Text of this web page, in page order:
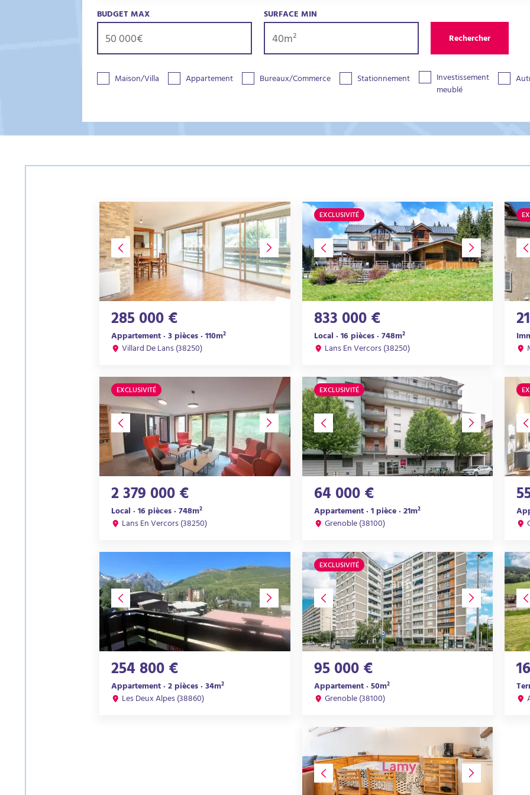
BUDGET MAX
SURFACE MIN
Rechercher
Maison/Villa Appartement Bureaux/Commerce Stationnement Investissement
meublé
285 000 €
Appartement · 3 pièces · 110m²
Villard De Lans (38250)
EXCLUSIVITÉ
833 000 €
Local · 16 pièces · 748m²
Lans En Vercors (38250)
EXCLUSIVITÉ
2 379 000 €
Local · 16 pièces · 748m²
Lans En Vercors (38250)
EXCLUSIVITÉ
64 000 €
Appartement · 1 pièce · 21m²
Grenoble (38100)
254 800 €
Appartement · 2 pièces · 34m²
Les Deux Alpes (38860)
EXCLUSIVITÉ
95 000 €
Appartement · 50m²
Grenoble (38100)